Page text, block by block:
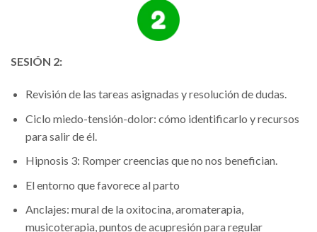
SESIÓN 2:
Revisión de las tareas asignadas y resolución de dudas.
Ciclo miedo-tensión-dolor: cómo identificarlo y recursos
para salir de él.
Hipnosis 3: Romper creencias que no nos benefician.
El entorno que favorece al parto
Anclajes: mural de la oxitocina, aromaterapia,
musicoterapia, puntos de acupresión para regular